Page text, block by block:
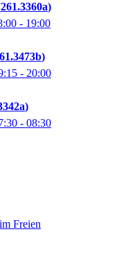
261.3360a
- 19:00
- 20:00
- 08:30
Freien